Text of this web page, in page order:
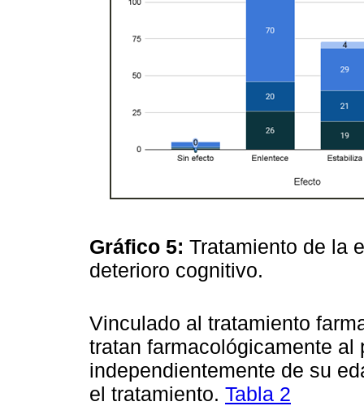
Gráfico 5: Tratamiento de la
deterioro cognitivo.
Vinculado al tratamiento
tratan farmacológicamente al
independientemente de su
el tratamiento. Tabla 2